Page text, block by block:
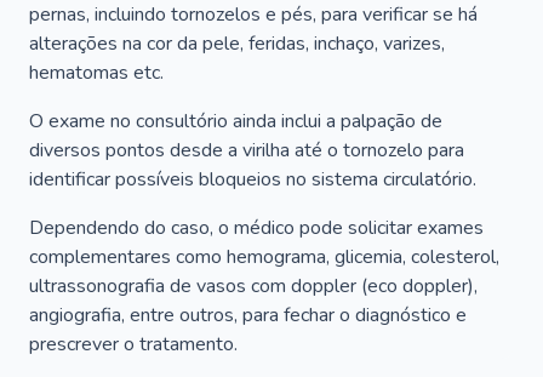
pernas, incluindo tornozelos e pés, para verificar se há
alterações na cor da pele, feridas, inchaço, varizes,
hematomas etc.
O exame no consultório ainda inclui a palpação de
diversos pontos desde a virilha até o tornozelo para
identificar possíveis bloqueios no sistema circulatório.
Dependendo do caso, o médico pode solicitar exames
complementares como hemograma, glicemia, colesterol,
ultrassonografia de vasos com doppler (eco doppler),
angiografia, entre outros, para fechar o diagnóstico e
prescrever o tratamento.